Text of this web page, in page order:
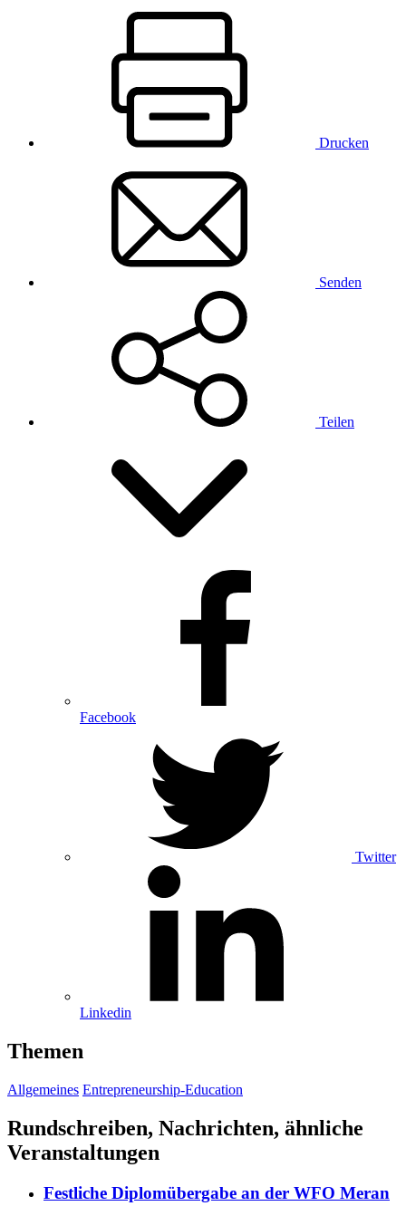
Drucken
Senden
Teilen
Facebook
Twitter
Linkedin
Themen
Allgemeines Entrepreneurship-Education
Rundschreiben, Nachrichten, ähnliche
Veranstaltungen
Festliche Diplomübergabe an der WFO Meran